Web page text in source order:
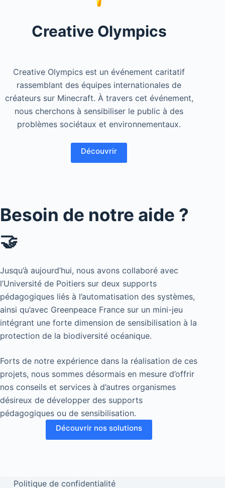
Creative Olympics
Creative Olympics est un événement caritatif
rassemblant des équipes internationales de
créateurs sur Minecraft. À travers cet événement,
nous cherchons à sensibiliser le public à des
problèmes sociétaux et environnementaux.
Découvrir
Besoin de notre aide ?
🤝
Jusqu’à aujourd’hui, nous avons collaboré avec
l’Université de Poitiers sur deux supports
pédagogiques liés à l’automatisation des systèmes,
ainsi qu’avec Greenpeace France sur un mini-jeu
intégrant une forte dimension de sensibilisation à la
protection de la biodiversité océanique.
Forts de notre expérience dans la réalisation de ces
projets, nous sommes désormais en mesure d’offrir
nos conseils et services à d’autres organismes
désireux de développer des supports
pédagogiques ou de sensibilisation.
Découvrir nos solutions
Politique de confidentialité